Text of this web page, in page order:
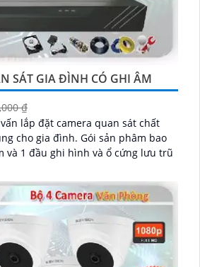
SÁT GIA ĐÌNH CÓ GHI ÂM
₫
lắp đặt camera quan sát chất
Gói sản phâm bao
và 1 đầu ghi hình và ổ cứng lưu trũ